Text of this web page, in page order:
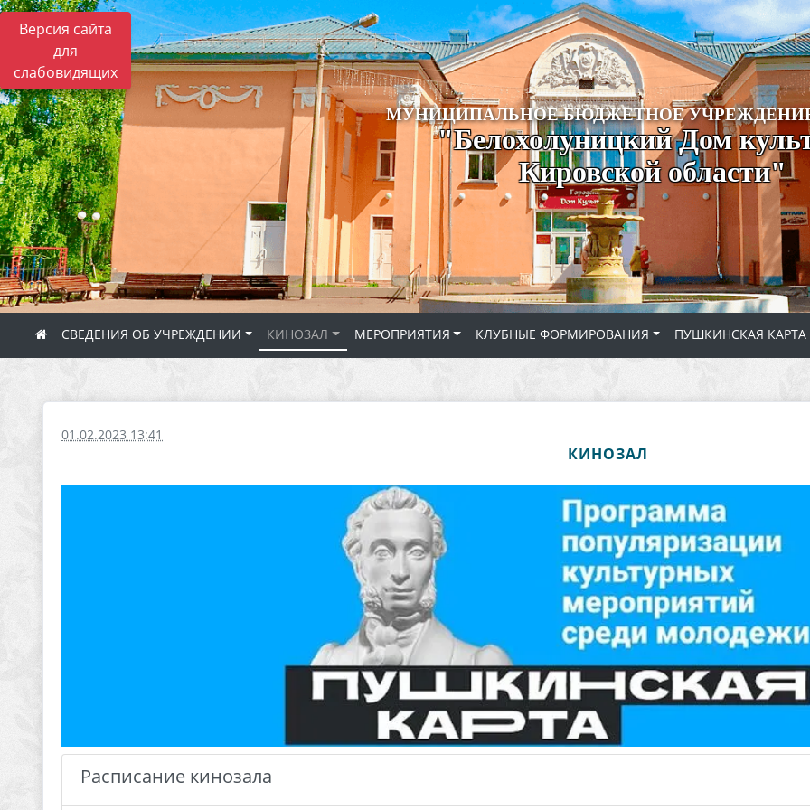
Версия сайта
для
слабовидящих
МУНИЦИПАЛЬНОЕ БЮДЖЕТНОЕ
"Белохолуницкий Дом
Кировской области"
СВЕДЕНИЯ ОБ УЧРЕЖДЕНИИ КИНОЗАЛ МЕРОПРИЯТИЯ КЛУБНЫЕ ФОРМИРОВАНИЯ ПУШКИНСКАЯ КАРТА
01.02.2023 13:41
КИНОЗАЛ
Расписание кинозала